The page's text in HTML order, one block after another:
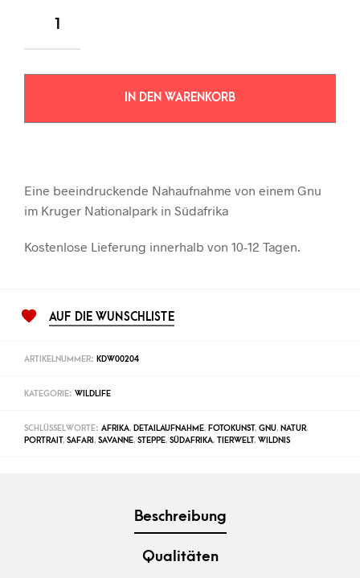
IN DEN WARENKORB
Eine beeindruckende Nahaufnahme von einem Gnu
im Kruger Nationalpark in Südafrika
Kostenlose Lieferung innerhalb von 10-12 Tagen.
AUF DIE WUNSCHLISTE
ARTIKELNUMMER: KDW00204
KATEGORIE: WILDLIFE
SCHLÜSSELWORTE: AFRIKA, DETAILAUFNAHME, FOTOKUNST, GNU, NATUR,
PORTRAIT, SAFARI , SAVANNE, STEPPE, SÜDAFRIKA, TIERWELT, WILDNIS
Beschreibung
Qualitäten